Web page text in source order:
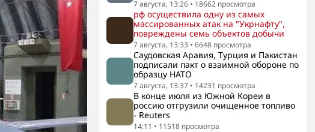
7 августа, 13:26 • 18662 просмотра
рф осуществила одну из самых
массированных атак на "Укрнафту",
повреждены семь объектов добычи
7 августа, 13:33 • 6648 просмотра
Саудовская Аравия, Турция и Пакистан
подписали пакт о взаимной обороне по
образцу НАТО
7 августа, 13:37 • 14231 просмотра
В конце июля из Южной Кореи в
россию отгрузили очищенное топливо
- Reuters
14:11 • 11518 просмотра